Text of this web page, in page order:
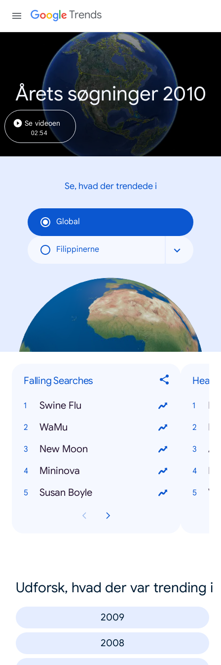
Trends
Årets søgninger 2010
Se videoen
02:54
Se, hvad der trendede i
Global
Filippinerne
Falling Searches
Swine Flu
WaMu
New Moon
Mininova
Susan Boyle
Health
Udforsk, hvad der var trending i
2009
2008